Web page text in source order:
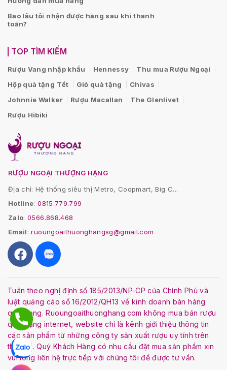
Bao lâu tôi nhận được hàng sau khi thanh
toán?
TOP TÌM KIẾM
Rượu Vang nhập khẩu Hennessy
Thu mua Rượu Ngoại
Hộp quà tặng Tết
Giỏ quà tặng
Chivas
Johnnie Walker
Rượu Macallan
The Glenlivet
Rượu Hibiki
RƯỢU NGOẠI THƯỢNG HẠNG
Địa chỉ: Hệ thống siêu thị Metro, Coopmart, Big C...
Hotline:0815.779.799
Zalo:0566.868.468
Email:ruoungoaithuonghangsg@gmail.com
Tuân theo nghị định số 185/2013/NP-CP của Chính Phủ và
luật quảng cáo số 16/2012/QH13 về kinh doanh bán hàng
qua mạng. Ruoungoaithuonghang.com không mua bán rượu
qua mạng internet, website chỉ là kênh giới thiệu thông tin
các sản phẩm từ những công ty sản xuất rượu uy tính trên
thế giới. Quý Khách Hàng có nhu cầu đặt mua sản phẩm xin
vui lòng liên hệ trực tiếp với chúng tôi để được tư vấn.